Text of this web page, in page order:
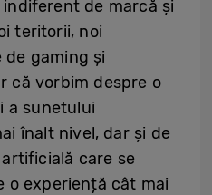
de marcă și
teritorii, noi
gaming și
că vorbim despre o
a sunetului
înalt nivel, dar și de
care se
o experiență cât mai